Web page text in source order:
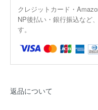
クレジットカード・
NP後払い・銀行振込など
す。
返品について